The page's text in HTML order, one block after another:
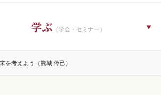
学ぶ （学会・セミナー）
考えよう（熊城 伶己）